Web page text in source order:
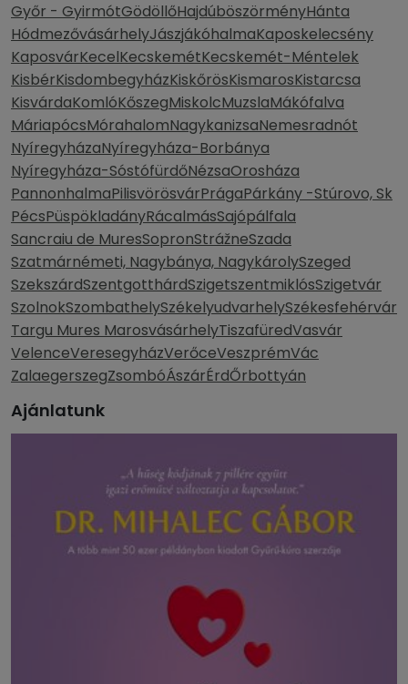
Győr - GyirmótGödöllőHajdúböszörményHánta
HódmezővásárhelyJászjákóhalmaKaposkelecsény
KaposvárKecelKecskemétKecskemét-Méntelek
KisbérKisdombegyházKiskőrösKismarosKistarcsa
KisvárdaKomlóKőszegMiskolcMuzslaMákófalva
MáriapócsMórahalomNagykanizsaNemesradnót
NyíregyházaNyíregyháza-Borbánya
Nyíregyháza-SóstófürdőNézsaOrosháza
PannonhalmaPilisvörösvárPrágaPárkány -Stúrovo, Sk
PécsPüspökladányRácalmásSajópálfala
Sancraiu de MuresSopronStrážneSzada
Szatmárnémeti, Nagybánya, NagykárolySzeged
SzekszárdSzentgotthárdSzigetszentmiklósSzigetvár
SzolnokSzombathelySzékelyudvarhelySzékesfehérvár
Targu Mures MarosvásárhelyTiszafüredVasvár
VelenceVeresegyházVerőceVeszprémVác
ZalaegerszegZsombóÁszárÉrdŐrbottyán
Ajánlatunk